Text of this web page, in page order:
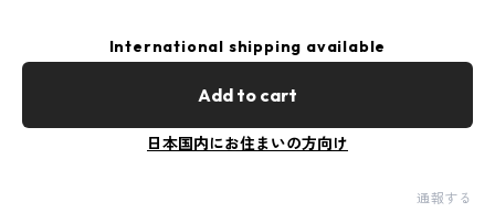
International shipping available
Add to cart
日本国内にお住まいの方向け
通報する